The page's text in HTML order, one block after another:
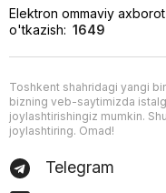
Elektron ommaviy
o'tkazish: 1649
Toshkent shahridagi yangi
bizning veb-saytimizda
joylashtirishingiz mumkin.
joylashtiring. Omad!
Telegram